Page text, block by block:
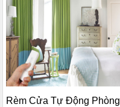
Rèm Cửa Tự Động Phòng